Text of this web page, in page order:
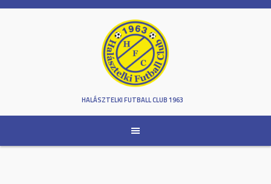
Skip
HALÁSZTELKI FUTBALL CLUB 1963